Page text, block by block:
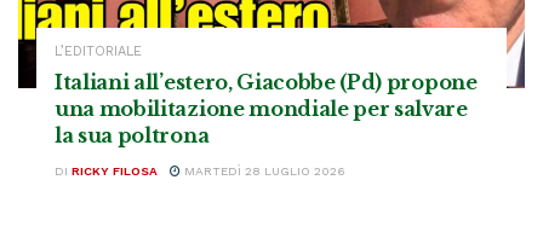
L’EDITORIALE
Italiani all’estero, Giacobbe (Pd) propone
una mobilitazione mondiale per salvare
la sua poltrona
DI RICKY FILOSA MARTEDÌ 28 LUGLIO 2026